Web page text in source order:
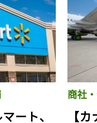
ート、
商社
【